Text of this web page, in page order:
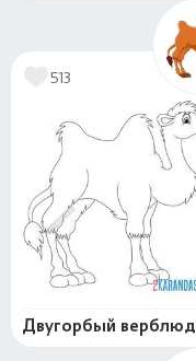
513
Двугорбый верблюд